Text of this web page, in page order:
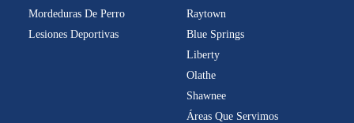
Mordeduras De Perro
Lesiones Deportivas
Raytown
Blue Springs
Liberty
Olathe
Shawnee
Áreas Que Servimos